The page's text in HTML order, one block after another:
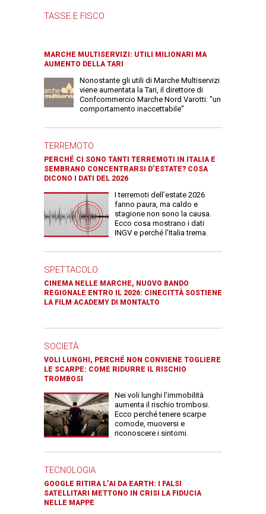
TASSE E FISCO
MARCHE MULTISERVIZI: UTILI MILIONARI MA
AUMENTO DELLA TARI
Nonostante gli utili di Marche Multiservizi
viene aumentata la Tari, il direttore di
Confcommercio Marche Nord Varotti: "un
comportamento inaccettabile"
TERREMOTO
PERCHÉ CI SONO TANTI TERREMOTI IN ITALIA E
SEMBRANO CONCENTRARSI D’ESTATE? COSA
DICONO I DATI DEL 2026
I terremoti dell’estate 2026
fanno paura, ma caldo e
stagione non sono la causa.
Ecco cosa mostrano i dati
INGV e perché l’Italia trema.
SPETTACOLO
CINEMA NELLE MARCHE, NUOVO BANDO
REGIONALE ENTRO IL 2026: CINECITTÀ SOSTIENE
LA FILM ACADEMY DI MONTALTO
SOCIETÀ
VOLI LUNGHI, PERCHÉ NON CONVIENE TOGLIERE
LE SCARPE: COME RIDURRE IL RISCHIO
TROMBOSI
Nei voli lunghi l’immobilità
aumenta il rischio trombosi.
Ecco perché tenere scarpe
comode, muoversi e
riconoscere i sintomi.
TECNOLOGIA
GOOGLE RITIRA L’AI DA EARTH: I FALSI
SATELLITARI METTONO IN CRISI LA FIDUCIA
NELLE MAPPE